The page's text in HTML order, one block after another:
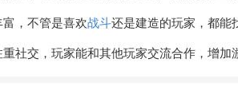
，不管是喜欢战斗还是建造的玩家，都能
社交，玩家能和其他玩家交流合作，增加